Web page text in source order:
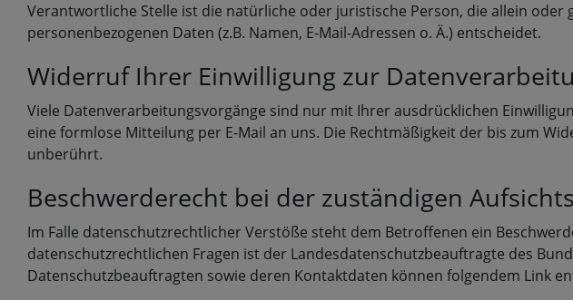
Verantwortliche Stelle ist die natürliche oder juristische Person, die allein
personenbezogenen Daten (z.B. Namen, E-Mail-Adressen o. Ä.) entscheidet.
Widerruf Ihrer Einwilligung zur
Viele Datenverarbeitungsvorgänge sind nur mit Ihrer ausdrücklichen
eine formlose Mitteilung per E-Mail an uns. Die Rechtmäßigkeit der bis zum
unberührt.
Beschwerderecht bei der zuständigen
Im Falle datenschutzrechtlicher Verstöße steht dem Betroffenen ein
datenschutzrechtlichen Fragen ist der Landesdatenschutzbeauftragte des
Datenschutzbeauftragten sowie deren Kontaktdaten können folgendem Link